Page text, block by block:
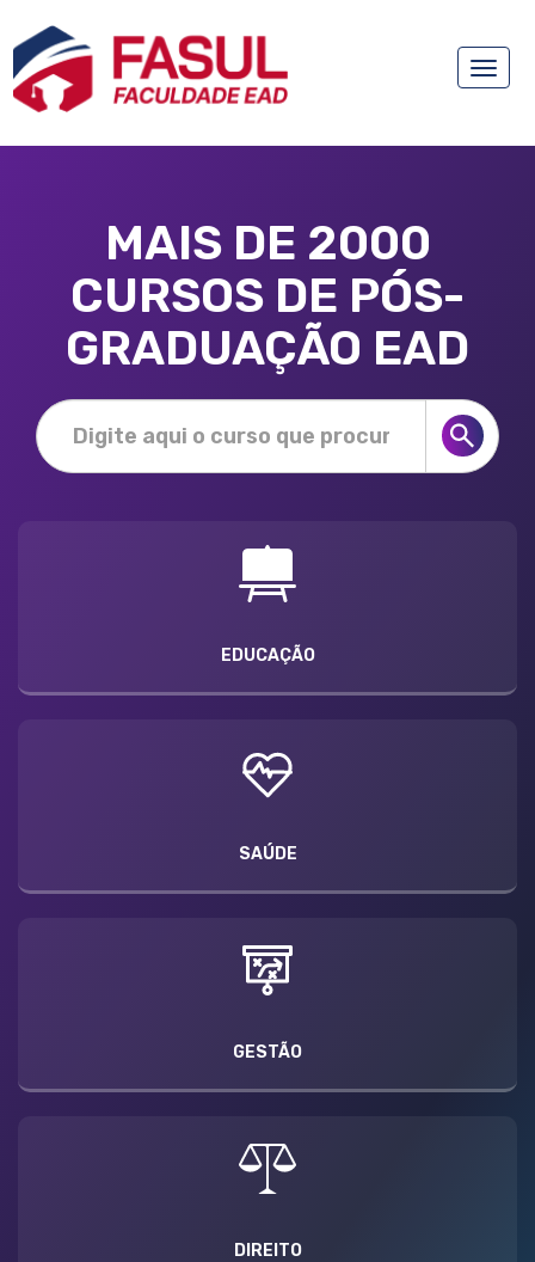
Toggle
MAIS DE 2000
CURSOS DE PÓS-
GRADUAÇÃO EAD
EDUCAÇÃO
SAÚDE
GESTÃO
DIREITO